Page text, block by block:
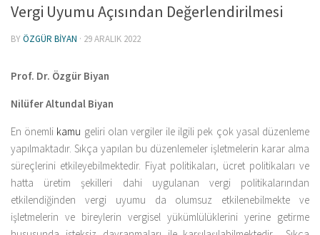
Kitaplar
Öğrenci
For Englısh
Yasal Uyarı
İletişim
Vergi Uyumu Açısından Değerlendirilmesi
BYÖZGÜR BIYAN · 29 ARALIK 2022
Prof. Dr. Özgür Biyan
Nilüfer Altundal Biyan
En önemli kamu geliri olan vergiler ile ilgili pek çok yasal düzenleme
yapılmaktadır. Sıkça yapılan bu düzenlemeler işletmelerin karar alma
süreçlerini etkileyebilmektedir. Fiyat politikaları, ücret politikaları ve
hatta üretim şekilleri dahi uygulanan vergi politikalarından
etkilendiğinden vergi uyumu da olumsuz etkilenebilmekte ve
işletmelerin ve bireylerin vergisel yükümlülüklerini yerine getirme